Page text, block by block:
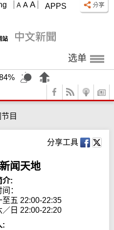
APPS
A A A
选单
目
分享工具
闻天地
介:
：
至五 22:00-22:35
／日 22:00-22:20
: